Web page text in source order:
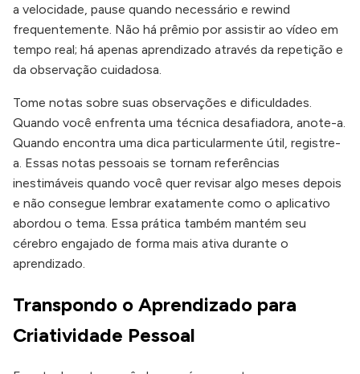
a velocidade, pause quando necessário e rewind
frequentemente. Não há prêmio por assistir ao vídeo em
tempo real; há apenas aprendizado através da repetição e
da observação cuidadosa.
Tome notas sobre suas observações e dificuldades.
Quando você enfrenta uma técnica desafiadora, anote-a.
Quando encontra uma dica particularmente útil, registre-
a. Essas notas pessoais se tornam referências
inestimáveis quando você quer revisar algo meses depois
e não consegue lembrar exatamente como o aplicativo
abordou o tema. Essa prática também mantém seu
cérebro engajado de forma mais ativa durante o
aprendizado.
Transpondo o Aprendizado para
Criatividade Pessoal